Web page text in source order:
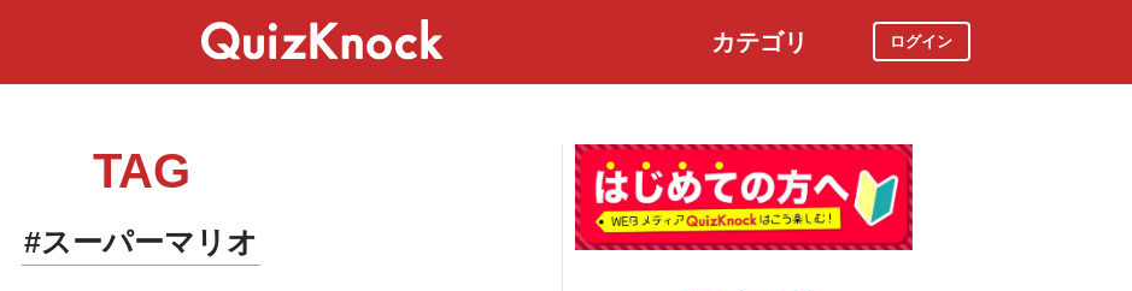
カテゴリ ログイン
TAG
#スーパーマリオ